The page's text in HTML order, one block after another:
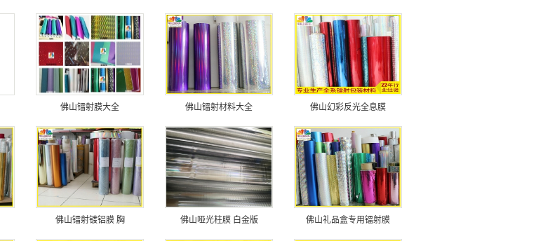
佛山镭射膜大全 佛山镭射材料大全 佛山幻彩反光全息膜
佛山镭射镀铝膜 胸 佛山哑光柱膜 白金版 佛山礼品盒专用镭射膜